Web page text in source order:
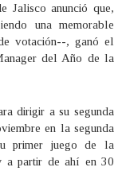
Jalisco anunció que,
una memorable
votación--, ganó el
del Año de la
dirigir a su segunda
en la segunda
primer juego de la
a partir de ahí en 30